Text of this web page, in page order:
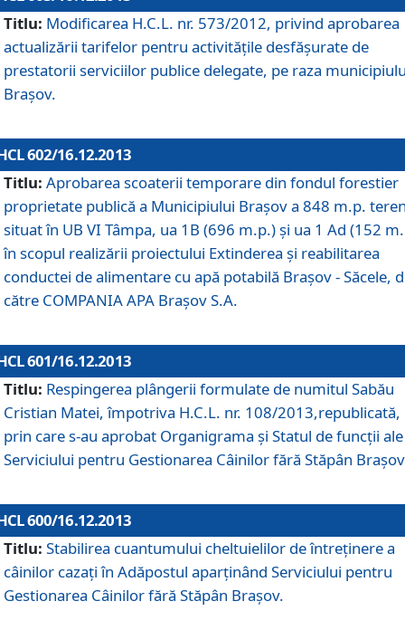
Titlu: Modificarea H.C.L. nr. 573/2012, privind aprobarea
actualizării tarifelor pentru activităţile desfăşurate de
prestatorii serviciilor publice delegate, pe raza
Braşov.
602/16.12.2013
Titlu: Aprobarea scoaterii temporare din fondul forestier
proprietate publică a Municipiului Braşov a 848 m.p.
situat în UB VI Tâmpa, ua 1B (696 m.p.) şi ua 1 Ad (152
în scopul realizării proiectului Extinderea şi reabilitarea
conductei de alimentare cu apă potabilă Braşov - Săcele,
către COMPANIA APA Braşov S.A.
601/16.12.2013
Titlu: Respingerea plângerii formulate de numitul Sabău
Cristian Matei, împotriva H.C.L. nr. 108/2013,republicată,
prin care s-au aprobat Organigrama şi Statul de funcţii ale
Serviciului pentru Gestionarea Câinilor fără Stăpân
600/16.12.2013
Titlu: Stabilirea cuantumului cheltuielilor de întreţinere a
câinilor cazaţi în Adăpostul aparţinând Serviciului pentru
Gestionarea Câinilor fără Stăpân Braşov.